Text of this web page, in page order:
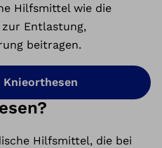
Hilfsmittel wie die
Entlastung,
beitragen.
Hilfsmittel, die bei